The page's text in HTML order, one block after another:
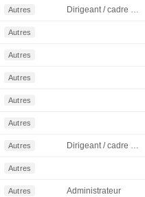
Autres Dirigeant / cadre principal
Autres
Autres
Autres
Autres
Autres
Autres Dirigeant / cadre principal
Autres
Autres Administrateur